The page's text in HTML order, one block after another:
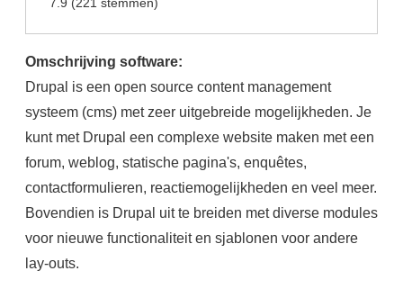
Omschrijving software:
Drupal is een open source content management
systeem (cms) met zeer uitgebreide mogelijkheden. Je
kunt met Drupal een complexe website maken met een
forum, weblog, statische pagina's, enquêtes,
contactformulieren, reactiemogelijkheden en veel meer.
Bovendien is Drupal uit te breiden met diverse modules
voor nieuwe functionaliteit en sjablonen voor andere
lay-outs.